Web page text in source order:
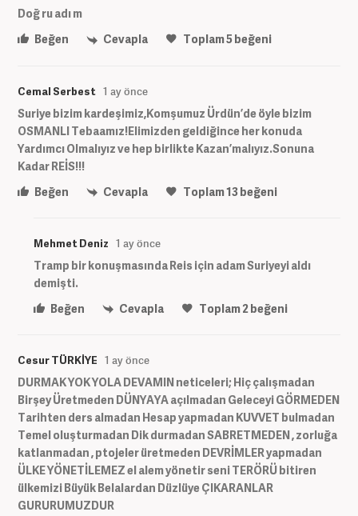
Doğ ru adı m
Beğen
Cevapla Toplam5beğeni
Cemal Serbest 1 ay önce
Suriye bizim kardeşimiz,Komşumuz Ürdün’de öyle bizim
OSMANLI Tebaamız!Elimizden geldiğince her konuda
Yardımcı Olmalıyız ve hep birlikte Kazan’malıyız.Sonuna
Kadar REİS!!!
Beğen
Cevapla Toplam13beğeni
Mehmet Deniz 1 ay önce
Tramp bir konuşmasında Reis için adam Suriyeyi aldı
demişti.
Beğen
Cevapla Toplam2beğeni
Cesur TÜRKİYE 1 ay önce
DURMAK YOK YOLA DEVAMIN neticeleri; Hiç çalışmadan
Birşey Üretmeden DÜNYAYA açılmadan Geleceyi GÖRMEDEN
Tarihten ders almadan Hesap yapmadan KUVVET bulmadan
Temel oluşturmadan Dik durmadan SABRETMEDEN , zorluğa
katlanmadan , ptojeler üretmeden DEVRİMLER yapmadan
ÜLKE YÖNETİLEMEZ el alem yönetir seni TERÖRÜ bitiren
ülkemizi Büyük Belalardan Düzlüye ÇIKARANLAR
GURURUMUZDUR